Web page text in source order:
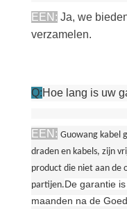
EEN: Ja, we
verzamelen.
Q:Hoe lang is uw
EEN: Guowang kabel
draden en kabels, zijn
product die niet aan de
partijen.De garantie
maanden na de